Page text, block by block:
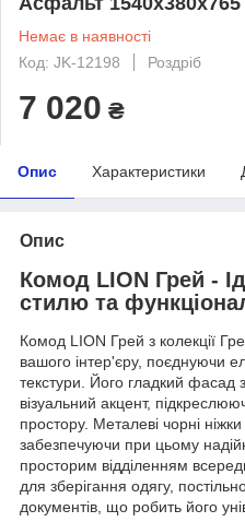
Немає в наявності
Код: JK-12198
Роздріб
7 020 ₴
Опис Характеристики
Опис
Комод LION Грей -
стилю та
Комод LION Грей з колекції
вашого інтер'єру, поєднуючи
текстури. Його гладкий фасад
візуальний акцент,
простору. Металеві чорні ніжки
забезпечуючи при цьому
просторим відділенням
для зберігання одягу,
документів, що робить його